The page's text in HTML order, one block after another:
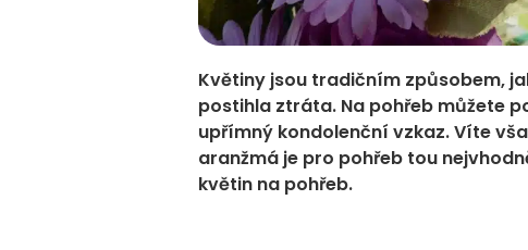
Květiny jsou tradičním způsobem,
postihla ztráta. Na pohřeb můžete
upřímný kondolenční vzkaz. Víte
aranžmá je pro pohřeb tou
květin na pohřeb.